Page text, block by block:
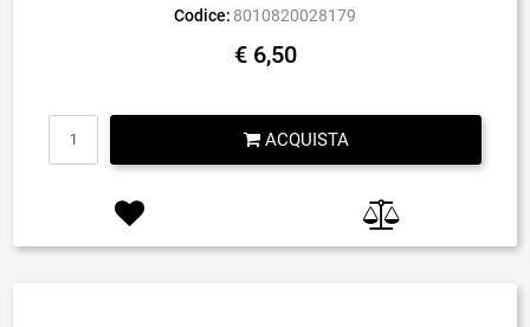
Codice: 8010820028179
€ 6,50
ACQUISTA